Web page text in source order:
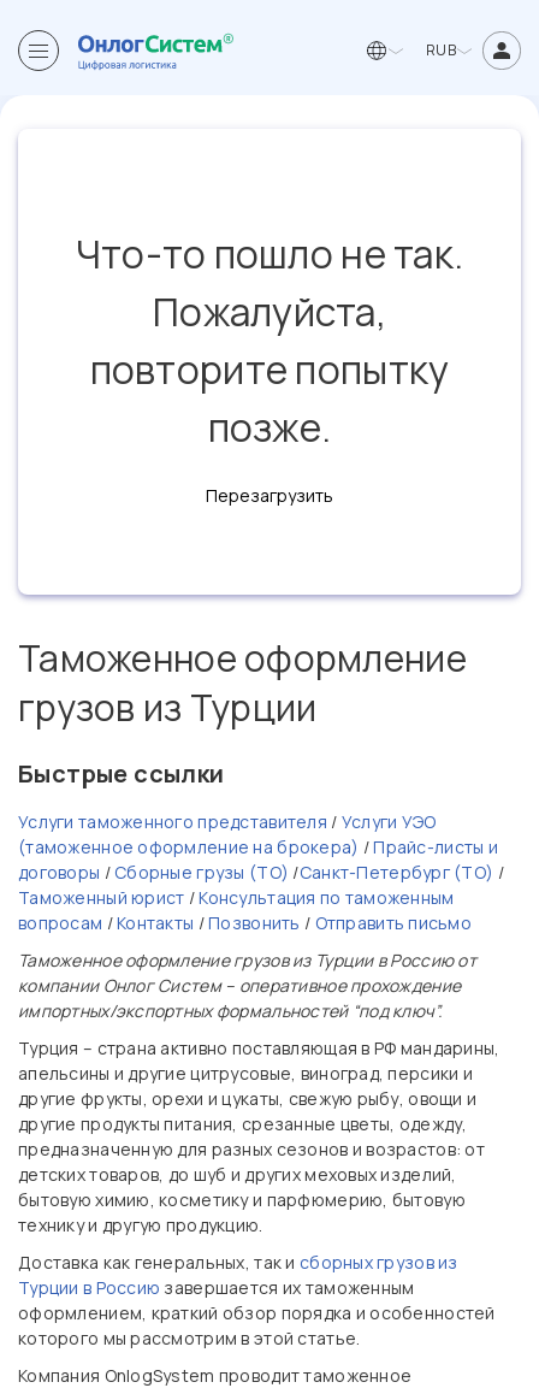
RUB
Что-то пошло не так.
Пожалуйста,
повторите попытку
позже.
Перезагрузить
Таможенное оформление
грузов из Турции
Быстрые ссылки
Услуги таможенного представителя / Услуги УЭО
(таможенное оформление на брокера) /Прайс-листы и
договоры / Сборные грузы (ТО) /Санкт-Петербург (ТО) /
Таможенный юрист /Консультация по таможенным
вопросам /Контакты /Позвонить / Отправить письмо
Таможенное оформление грузов из Турции в Россию от
компании Онлог Систем – оперативное прохождение
импортных/экспортных формальностей “под ключ”.
Турция – страна активно поставляющая в РФ мандарины,
апельсины и другие цитрусовые, виноград, персики и
другие фрукты, орехи и цукаты, свежую рыбу, овощи и
другие продукты питания, срезанные цветы, одежду,
предназначенную для разных сезонов и возрастов: от
детских товаров, до шуб и других меховых изделий,
бытовую химию, косметику и парфюмерию, бытовую
технику и другую продукцию.
Доставка как генеральных, так и сборных грузов из
Турции в Россию завершается их таможенным
оформлением, краткий обзор порядка и особенностей
которого мы рассмотрим в этой статье.
Компания OnlogSystem проводит таможенное